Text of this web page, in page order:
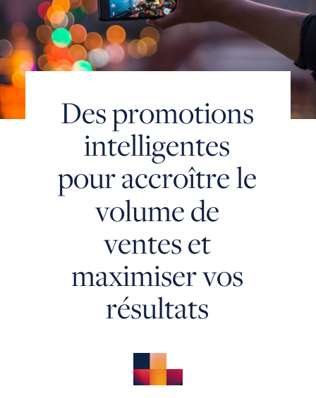
PRIME À L’ACHAT
OFFRES PROMOTIONNELLES STRATÉGIQUES
OFFRES PROMOTIONNELLES TACTIQUE
EXPLICATIONS SUR LES CAMPAGNES
PROMOTIONNELLES
QU’EST-CE QU’UNE CAMPAGNE DE PROMOTION DES
LES AVANTAGES DE LA PROMOTION DES VENTES
MAÎTRISE DES RISQUES FINANCIERS
UNE CAMPAGNE DE PROMOTION DE A À Z
SCIENCE DE LA PROMOTION DES VENTES
OPIA CLOUD
TÉMOIGNAGES CLIENTS
Despromotions
intelligentes
pouraccroîtrele
volumede
venteset
maximiservos
résultats